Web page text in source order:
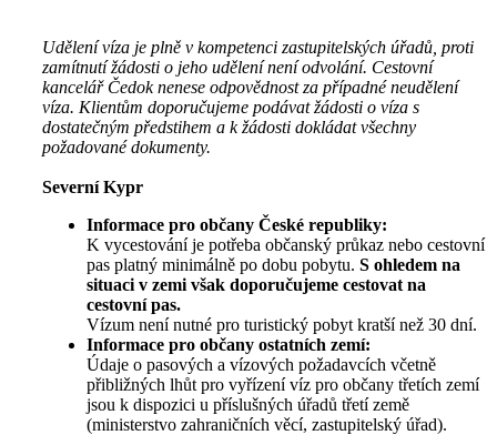
Udělení víza je plně v kompetenci zastupitelských úřadů, proti
zamítnutí žádosti o jeho udělení není odvolání. Cestovní
kancelář Čedok nenese odpovědnost za případné neudělení
víza. Klientům doporučujeme podávat žádosti o víza s
dostatečným předstihem a k žádosti dokládat všechny
požadované dokumenty.
Severní Kypr
Informace pro občany České republiky:
K vycestování je potřeba občanský průkaz nebo cestovní
pas platný minimálně po dobu pobytu. S ohledem na
situaci v zemi však doporučujeme cestovat na
cestovní pas.
Vízum není nutné pro turistický pobyt kratší než 30 dní.
Informace pro občany ostatních zemí:
Údaje o pasových a vízových požadavcích včetně
přibližných lhůt pro vyřízení víz pro občany třetích zemí
jsou k dispozici u příslušných úřadů třetí země
(ministerstvo zahraničních věcí, zastupitelský úřad).